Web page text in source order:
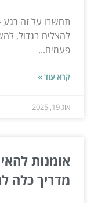
תחשבו על זה רגע
להצליח בגדול,
פעמים...
קרא עוד »
אוג 19, 2025
אומנות
מדריך כלה